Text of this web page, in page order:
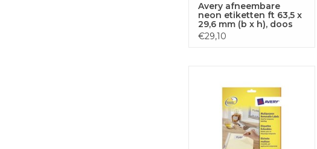
Avery afneembare
neon etiketten ft 63,5 x
29,6 mm (b x h), doos
van 675 stuks (25 vel
van 27), neongeel
€29,10
TOEVOEGEN AAN
WINKELWAGEN